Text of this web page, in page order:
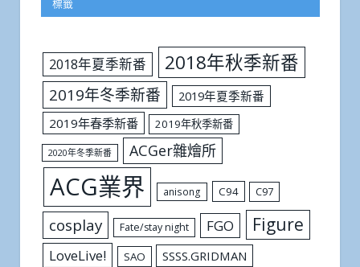
標籤
2018年夏季新番 2018年秋季新番
2019年冬季新番
2019年夏季新番
2019年春季新番
2019年秋季新番
2020年冬季新番 ACGer雜燴所
ACG業界 anisong C94 C97
cosplay Fate/stay night FGO Figure
LoveLive! SAO SSSS.GRIDMAN